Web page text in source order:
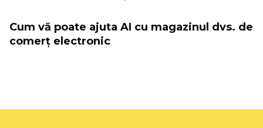
Cum vă poate ajuta AI cu magazinul dvs. de
comerț electronic